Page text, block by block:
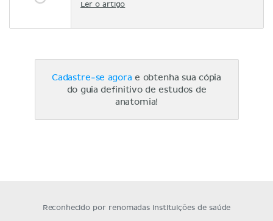
Ler o artigo
Cadastre-se agora e obtenha sua cópia
do guia definitivo de estudos de
anatomia!
Reconhecido por renomadas instituições de saúde